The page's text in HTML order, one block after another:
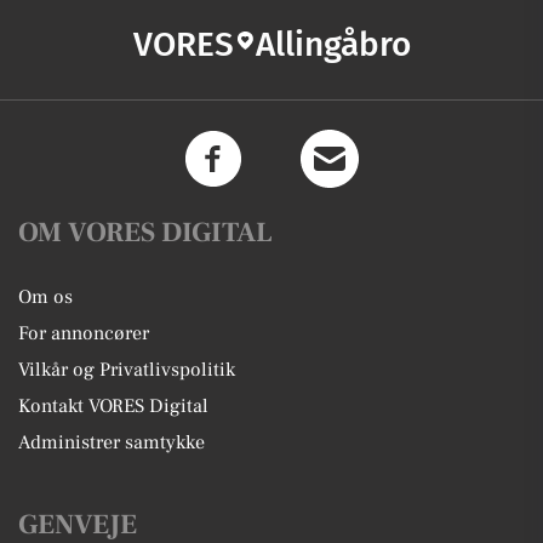
VORES Allingåbro
OM VORES DIGITAL
Om os
For annoncører
Vilkår og Privatlivspolitik
Kontakt VORES Digital
Administrer samtykke
GENVEJE